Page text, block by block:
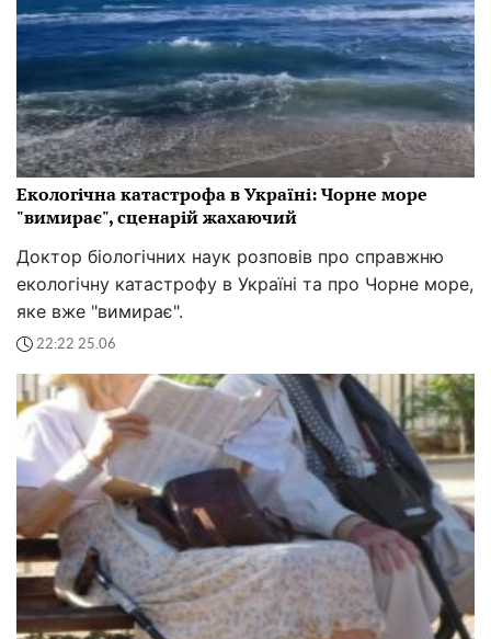
Екологічна катастрофа в Україні: Чорне море
"вимирає", сценарій жахаючий
Доктор біологічних наук розповів про справжню
екологічну катастрофу в Україні та про Чорне море,
яке вже "вимирає".
22:22 25.06